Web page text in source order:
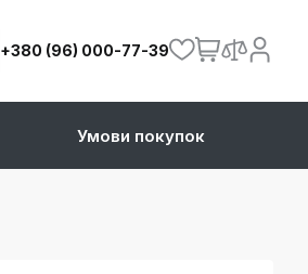
+380 (96) 000-77-39
Умови покупок